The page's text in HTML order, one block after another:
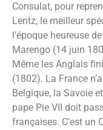
Consulat, pour
Lentz, le meilleur
l’époque heureuse
Marengo (14 juin
Même les Anglais
(1802). La France
Belgique, la Savoie
pape Pie VII doit
françaises. C’est un